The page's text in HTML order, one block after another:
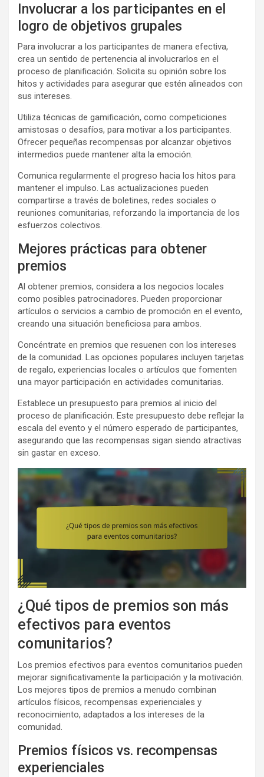
Involucrar a los participantes en el
logro de objetivos grupales
Para involucrar a los participantes de manera efectiva,
crea un sentido de pertenencia al involucrarlos en el
proceso de planificación. Solicita su opinión sobre los
hitos y actividades para asegurar que estén alineados con
sus intereses.
Utiliza técnicas de gamificación, como competiciones
amistosas o desafíos, para motivar a los participantes.
Ofrecer pequeñas recompensas por alcanzar objetivos
intermedios puede mantener alta la emoción.
Comunica regularmente el progreso hacia los hitos para
mantener el impulso. Las actualizaciones pueden
compartirse a través de boletines, redes sociales o
reuniones comunitarias, reforzando la importancia de los
esfuerzos colectivos.
Mejores prácticas para obtener
premios
Al obtener premios, considera a los negocios locales
como posibles patrocinadores. Pueden proporcionar
artículos o servicios a cambio de promoción en el evento,
creando una situación beneficiosa para ambos.
Concéntrate en premios que resuenen con los intereses
de la comunidad. Las opciones populares incluyen tarjetas
de regalo, experiencias locales o artículos que fomenten
una mayor participación en actividades comunitarias.
Establece un presupuesto para premios al inicio del
proceso de planificación. Este presupuesto debe reflejar la
escala del evento y el número esperado de participantes,
asegurando que las recompensas sigan siendo atractivas
sin gastar en exceso.
¿Qué tipos de premios son más
efectivos para eventos
comunitarios?
Los premios efectivos para eventos comunitarios pueden
mejorar significativamente la participación y la motivación.
Los mejores tipos de premios a menudo combinan
artículos físicos, recompensas experienciales y
reconocimiento, adaptados a los intereses de la
comunidad.
Premios físicos vs. recompensas
experienciales